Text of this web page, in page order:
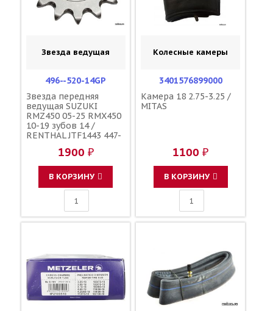
Звезда ведущая
496--520-14GP
Звезда передняя
ведущая SUZUKI
RMZ450 05-25 RMX450
10-19 зубов 14 /
RENTHAL JTF1443 447-
27511-35G20
1900 ₽
В КОРЗИНУ
Колесные камеры
3401576899000
Камера 18 2.75-3.25 /
MITAS
1100 ₽
В КОРЗИНУ